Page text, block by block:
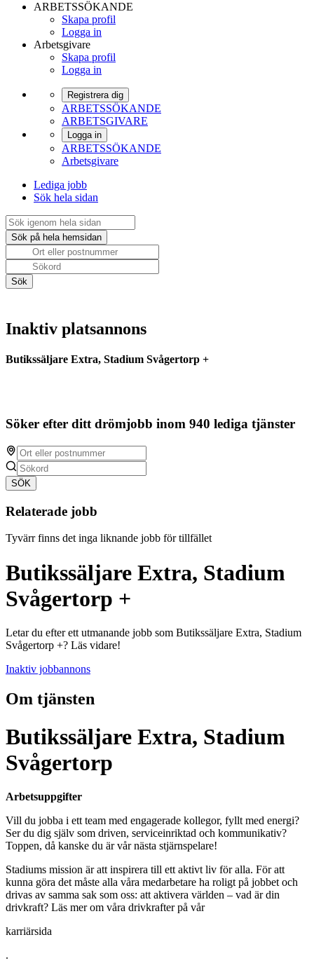
ARBETSSÖKANDE
Skapa profil
Logga in
Arbetsgivare
Skapa profil
Logga in
Registrera dig
ARBETSSÖKANDE
ARBETSGIVARE
Logga in
ARBETSSÖKANDE
Arbetsgivare
Lediga jobb
Sök hela sidan
Inaktiv platsannons
Butikssäljare Extra, Stadium Svågertorp +
Söker efter ditt drömjobb inom 940 lediga tjänster
SÖK
Relaterade jobb
Tyvärr finns det inga liknande jobb för tillfället
Butikssäljare Extra, Stadium
Svågertorp +
Letar du efter ett utmanande jobb som Butikssäljare Extra, Stadium
Svågertorp +? Läs vidare!
Inaktiv jobbannons
Om tjänsten
Butikssäljare Extra, Stadium
Svågertorp
Arbetsuppgifter
Vill du jobba i ett team med engagerade kollegor, fyllt med energi?
Ser du dig själv som driven, serviceinriktad och kommunikativ?
Toppen, då kanske du är vår nästa stjärnspelare!
Stadiums mission är att inspirera till ett aktivt liv för alla. För att
kunna göra det måste alla våra medarbetare ha roligt på jobbet och
drivas av samma sak som oss: att aktivera världen – vad är din
drivkraft? Läs mer om våra drivkrafter på vår
karriärsida
.